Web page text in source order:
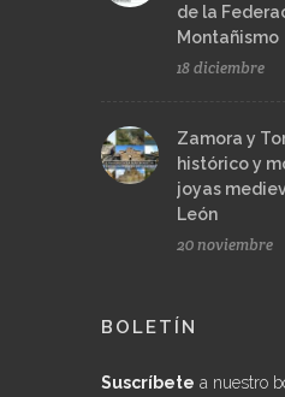
de la
Montañismo
18 diciembre
Zamora y
histórico y
joyas
León
20 noviembre
BOLETÍN
Suscríbete a nuestro